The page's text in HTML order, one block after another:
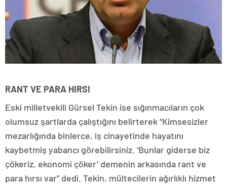
RANT VE PARA HIRSI
Eski milletvekili Gürsel Tekin ise sığınmacıların çok
olumsuz şartlarda çalıştığını belirterek “Kimsesizler
mezarlığında binlerce, iş cinayetinde hayatını
kaybetmiş yabancı görebilirsiniz. ‘Bunlar giderse biz
çökeriz, ekonomi çöker’ demenin arkasında rant ve
para hırsı var” dedi. Tekin, mültecilerin ağırlıklı hizmet